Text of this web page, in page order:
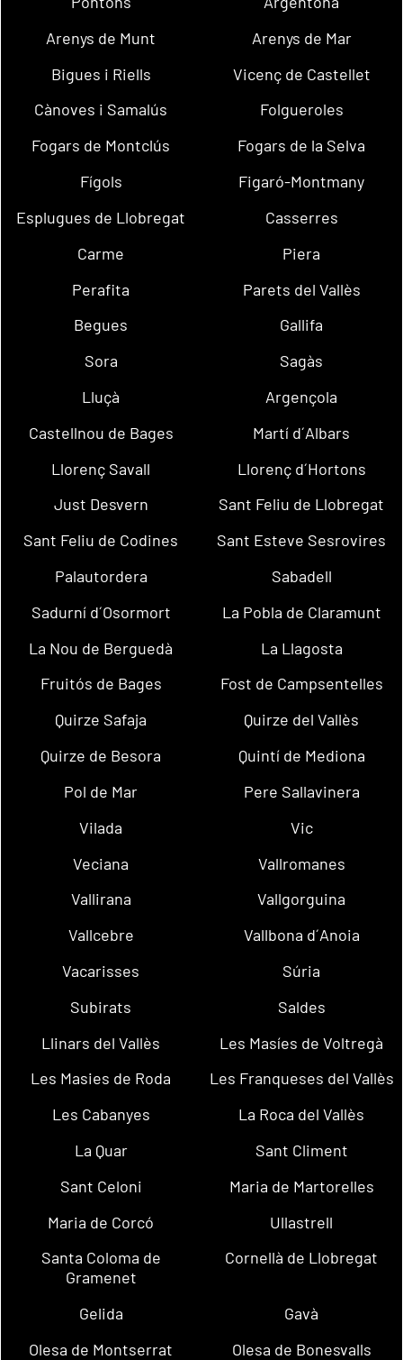
Arenys de Munt
Arenys de Mar
Bigues i Riells
Vicenç de Castellet
Cànoves i Samalús
Folgueroles
Fogars de Montclús
Fogars de la Selva
Fígols
Figaró-Montmany
Esplugues de Llobregat
Casserres
Carme
Piera
Perafita
Parets del Vallès
Begues
Gallifa
Sora
Sagàs
Lluçà
Argençola
Castellnou de Bages
Martí d´Albars
Llorenç Savall
Llorenç d´Hortons
Just Desvern
Sant Feliu de Llobregat
Sant Feliu de Codines
Sant Esteve Sesrovires
Palautordera
Sabadell
Sadurní d´Osormort
La Pobla de Claramunt
La Nou de Berguedà
La Llagosta
Fruitós de Bages
Fost de Campsentelles
Quirze Safaja
Quirze del Vallès
Quirze de Besora
Quintí de Mediona
Pol de Mar
Pere Sallavinera
Vilada
Vic
Veciana
Vallromanes
Vallirana
Vallgorguina
Vallcebre
Vallbona d´Anoia
Vacarisses
Súria
Subirats
Saldes
Llinars del Vallès
Les Masíes de Voltregà
Les Masies de Roda
Les Franqueses del Vallès
Les Cabanyes
La Roca del Vallès
La Quar
Sant Climent
Sant Celoni
Maria de Martorelles
Maria de Corcó
Ullastrell
Santa Coloma de
Gramenet
Cornellà de Llobregat
Gelida
Gavà
Olesa de Montserrat
Olesa de Bonesvalls